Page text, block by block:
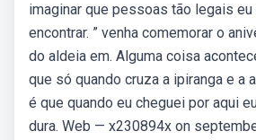
imaginar que pessoas tão legais
encontrar. ” venha comemorar o
do aldeia em. Alguma coisa
que só quando cruza a ipiranga e a
é que quando eu cheguei por aqui
dura. Web — x230894x on